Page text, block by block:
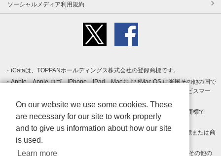
ソーシャルメディア利用規約
iCataは、TOPPANホールディングス株式会社の登録商標です。
Apple、Apple ロゴ、iPhone、iPad、MacおよびMac OS は米国その他の国で
登録された Apple Inc. の商標です。App Store は Apple Inc. のサービスマー
クです。
Android、Google Play および Google Play ロゴ は Google LLC の商標で
す。
Windows は Microsoft Inc.の米国およびその他の国における登録商標または商
標です。
Adobe、Adobe Reader、Adobe PDF は、Adobe Inc.の米国およびその他の
On our website we use some cookies. These
are necessary for our site to work properly
and to give us information about how our site
is used.
Learn more